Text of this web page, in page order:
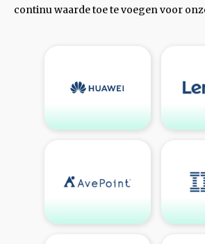
continu waarde toe te voegen voor